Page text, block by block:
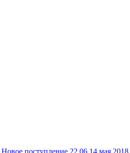
Новое поступление 22.06 14 мая 2018